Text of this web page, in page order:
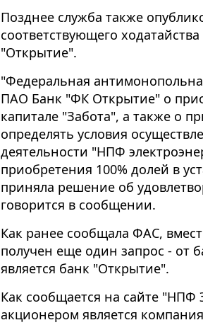
Позднее служба также
соответствующего
"Открытие".
"Федеральная
ПАО Банк "ФК Открытие" о
капитале "Забота", а также о
определять условия
деятельности "НПФ
приобретения 100% долей в
приняла решение об
говорится в сообщении.
Как ранее сообщала ФАС,
получен еще один запрос - от
является банк "Открытие".
Как сообщается на сайте "НПФ
акционером является